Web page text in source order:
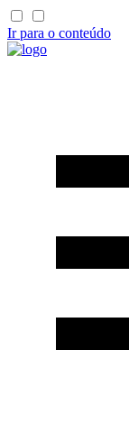
Ir para o conteúdo